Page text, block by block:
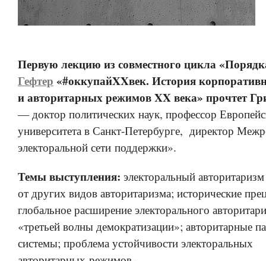
Первую лекцию из совместного цикла
Гефтер «#оккупайXXвек. История
и авторитарных режимов XX века» прочтет
— доктор политических наук, профессор
университета в Санкт-Петербурге, директор
электоральной сети поддержки».
Темы выступления: электоральный
от других видов авторитаризма; исторические
глобальное расширение электорального
«третьей волны демократизации»; авторитарные
системы; проблема устойчивости электоральных